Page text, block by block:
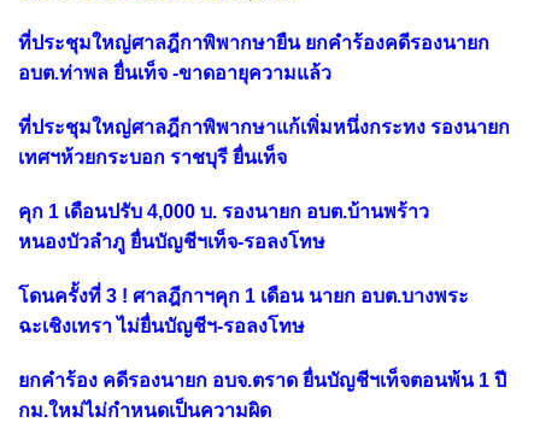
ที่ประชุมใหญ่ศาลฎีกาพิพากษายืน ยกคำร้องคดีรองนายก
อบต.ท่าพล ยื่นเท็จ -ขาดอายุความแล้ว
ที่ประชุมใหญ่ศาลฎีกาพิพากษาแก้เพิ่มหนึ่งกระทง รองนายก
เทศฯห้วยกระบอก ราชบุรี ยื่นเท็จ
คุก 1 เดือนปรับ 4,000 บ. รองนายก อบต.บ้านพร้าว
หนองบัวลำภู ยื่นบัญชีฯเท็จ-รอลงโทษ
โดนครั้งที่ 3 ! ศาลฎีกาฯคุก 1 เดือน นายก อบต.บางพระ
ฉะเชิงเทรา ไม่ยื่นบัญชีฯ-รอลงโทษ
ยกคำร้อง คดีรองนายก อบจ.ตราด ยื่นบัญชีฯเท็จตอนพ้น 1 ปี
กม.ใหม่ไม่กำหนดเป็นความผิด